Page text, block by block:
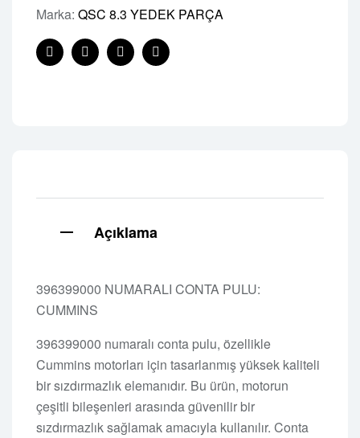
Marka: QSC 8.3 YEDEK PARÇA
FacebookTwitterLinkedinPinterest
Açıklama
396399000 NUMARALI CONTA PULU:
CUMMINS
396399000 numaralı conta pulu, özellikle
Cummins motorları için tasarlanmış yüksek kaliteli
bir sızdırmazlık elemanıdır. Bu ürün, motorun
çeşitli bileşenleri arasında güvenilir bir
sızdırmazlık sağlamak amacıyla kullanılır. Conta